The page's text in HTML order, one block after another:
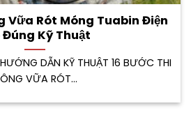
Vữa Rót Móng Tuabin Điện
Đúng Kỹ Thuật
DẪN KỸ THUẬT 16 BƯỚC THI
VỮA RÓT...